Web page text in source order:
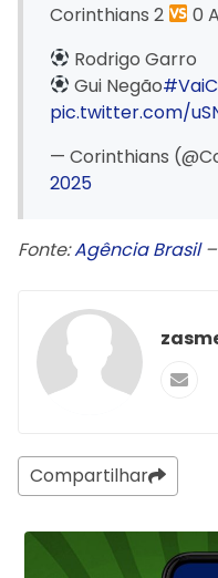
Corinthians 2
0
Rodrigo Garro
Gui Negão
pic.twitter.com/
— Corinthians
2025
Fonte:Agência Brasil–
Compartilhar